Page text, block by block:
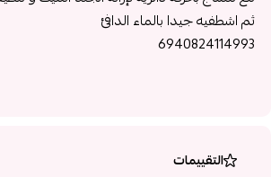
ثم اشطفيه جيدا بالماء الدافئ
6940824114993
التقييمات